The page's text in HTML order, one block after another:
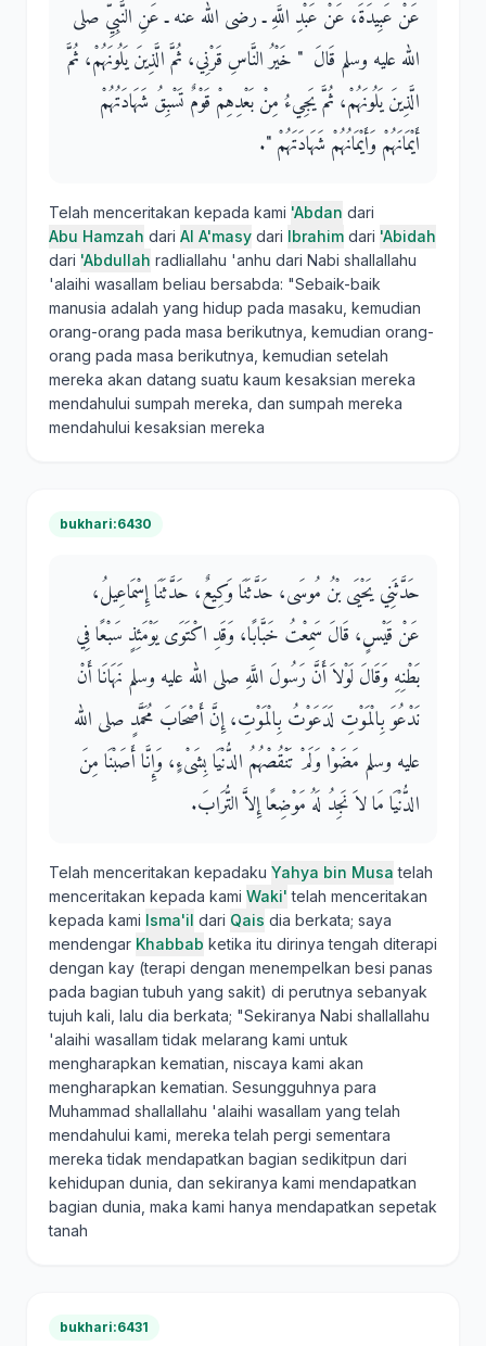
عَنْ عَبِيدَةَ، عَنْ عَبْدِ اللَّهِ ـ رضى الله عنه ـ عَنِ النَّبِيِّ صلى
الله عليه وسلم قَالَ ‏ "‏ خَيْرُ النَّاسِ قَرْنِي، ثُمَّ الَّذِينَ يَلُونَهُمْ، ثُمَّ
الَّذِينَ يَلُونَهُمْ، ثُمَّ يَجِيءُ مِنْ بَعْدِهِمْ قَوْمٌ تَسْبِقُ شَهَادَتُهُمْ
أَيْمَانَهُمْ وَأَيْمَانُهُمْ شَهَادَتَهُمْ ‏"‏‏.‏
Telah menceritakan kepada kami 'Abdan dari
Abu Hamzah dari Al A'masy dari Ibrahim dari 'Abidah
dari 'Abdullah radliallahu 'anhu dari Nabi shallallahu
'alaihi wasallam beliau bersabda: "Sebaik-baik
manusia adalah yang hidup pada masaku, kemudian
orang-orang pada masa berikutnya, kemudian orang-
orang pada masa berikutnya, kemudian setelah
mereka akan datang suatu kaum kesaksian mereka
mendahului sumpah mereka, dan sumpah mereka
mendahului kesaksian mereka
bukhari:6430
حَدَّثَنِي يَحْيَى بْنُ مُوسَى، حَدَّثَنَا وَكِيعٌ، حَدَّثَنَا إِسْمَاعِيلُ،
عَنْ قَيْسٍ، قَالَ سَمِعْتُ خَبَّابًا، وَقَدِ اكْتَوَى يَوْمَئِذٍ سَبْعًا فِي
بَطْنِهِ وَقَالَ لَوْلاَ أَنَّ رَسُولَ اللَّهِ صلى الله عليه وسلم نَهَانَا أَنْ
نَدْعُوَ بِالْمَوْتِ لَدَعَوْتُ بِالْمَوْتِ، إِنَّ أَصْحَابَ مُحَمَّدٍ صلى الله
عليه وسلم مَضَوْا وَلَمْ تَنْقُصْهُمُ الدُّنْيَا بِشَىْءٍ، وَإِنَّا أَصَبْنَا مِنَ
الدُّنْيَا مَا لاَ نَجِدُ لَهُ مَوْضِعًا إِلاَّ التُّرَابَ‏.‏
Telah menceritakan kepadaku Yahya bin Musa telah
menceritakan kepada kami Waki' telah menceritakan
kepada kami Isma'il dari Qais dia berkata; saya
mendengar Khabbab ketika itu dirinya tengah diterapi
dengan kay (terapi dengan menempelkan besi panas
pada bagian tubuh yang sakit) di perutnya sebanyak
tujuh kali, lalu dia berkata; "Sekiranya Nabi shallallahu
'alaihi wasallam tidak melarang kami untuk
mengharapkan kematian, niscaya kami akan
mengharapkan kematian. Sesungguhnya para
Muhammad shallallahu 'alaihi wasallam yang telah
mendahului kami, mereka telah pergi sementara
mereka tidak mendapatkan bagian sedikitpun dari
kehidupan dunia, dan sekiranya kami mendapatkan
bagian dunia, maka kami hanya mendapatkan sepetak
tanah
bukhari:6431